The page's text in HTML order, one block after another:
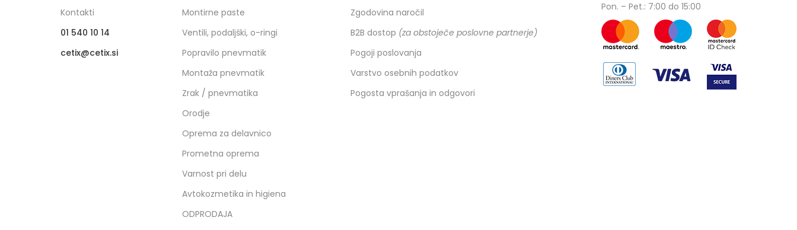
Kontakti
01 540 10 14
cetix
cetix.si
Montirne paste
Ventili, podaljški, o-ringi
Popravilo pnevmatik
Montaža pnevmatik
Zrak / pnevmatika
Orodje
Oprema za delavnico
Prometna oprema
Varnost pri delu
Avtokozmetika in higiena
ODPRODAJA
Zgodovina naročil
B2B dostop (za obstoječe poslovne partnerje)
Pogoji poslovanja
Varstvo osebnih podatkov
Pogosta vprašanja in odgovori
Pon. – Pet.: 7:00 do 15:00